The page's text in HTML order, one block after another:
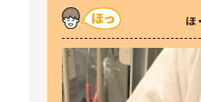
した」「可愛くて仕方な
ほ